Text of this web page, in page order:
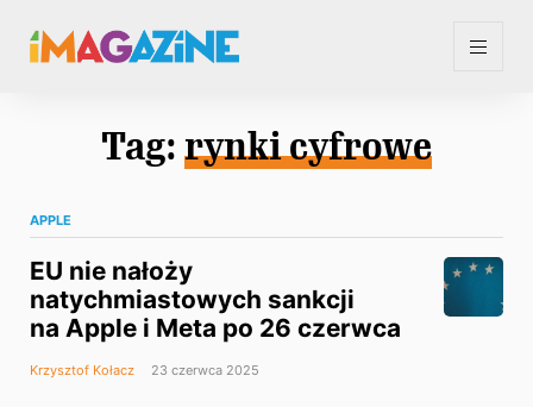
Tag: rynki cyfrowe
APPLE
EU nie nałoży
natychmiastowych sankcji
na Apple i Meta po 26 czerwca
Krzysztof Kołacz 23 czerwca 2025